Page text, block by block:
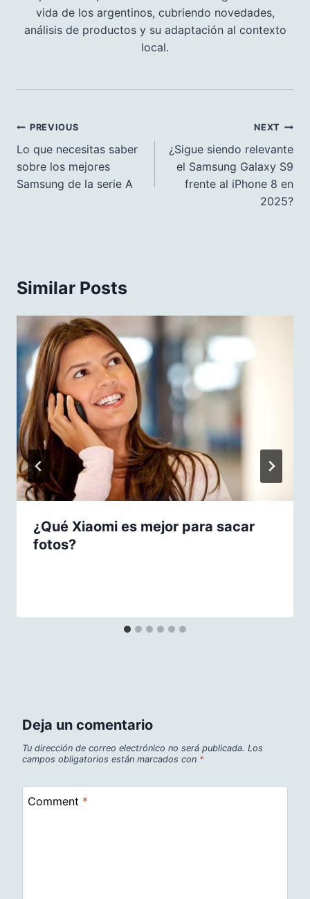
vida de los argentinos, cubriendo novedades,
análisis de productos y su adaptación al contexto
local.
Navegación
de
entradas
PREVIOUS
Lo que necesitas saber
sobre los mejores
Samsung de la serie A
NEXT
¿Sigue siendo relevante
el Samsung Galaxy S9
frente al iPhone 8 en
2025?
Similar Posts
¿Qué Xiaomi es mejor para sacar
fotos?
Deja un comentario
Tu dirección de correo electrónico no será publicada. Los
campos obligatorios están marcados con *
Comment *